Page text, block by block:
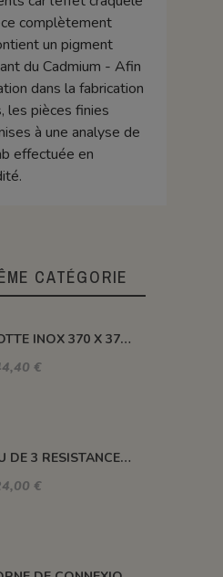
complètement
un pigment
du Cadmium - Afin
dans la fabrication
les pièces finies
à une analyse de
effectuée en
CATÉGORIE
HOTTE INOX 370 X 370 X H 410 MM
€
JEU DE 3 RESISTANCES 1300°C HELIOS 110 L
€